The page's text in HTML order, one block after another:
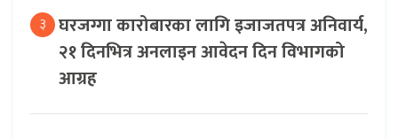
३ घरजग्गा कारोबारका लागि इजाजतपत्र अनिवार्य,
२१ दिनभित्र अनलाइन आवेदन दिन विभागको
आग्रह